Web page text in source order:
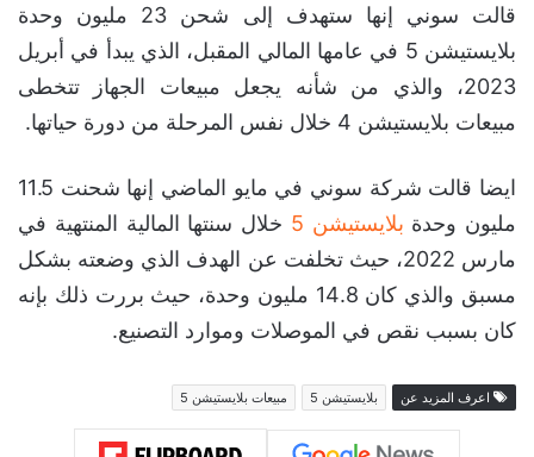
قالت سوني إنها ستهدف إلى شحن 23 مليون وحدة
بلايستيشن 5 في عامها المالي المقبل، الذي يبدأ في أبريل
2023، والذي من شأنه يجعل مبيعات الجهاز تتخطى
مبيعات بلايستيشن 4 خلال نفس المرحلة من دورة حياتها.
ايضا قالت شركة سوني في مايو الماضي إنها شحنت 11.5
مليون وحدة بلايستيشن 5
خلال سنتها المالية المنتهية في
مارس 2022، حيث تخلفت عن الهدف الذي وضعته بشكل
مسبق والذي كان 14.8 مليون وحدة، حيث بررت ذلك بإنه
كان بسبب نقص في الموصلات وموارد التصنيع.
اعرف المزيد عن بلايستيشن 5 مبيعات بلايستيشن 5